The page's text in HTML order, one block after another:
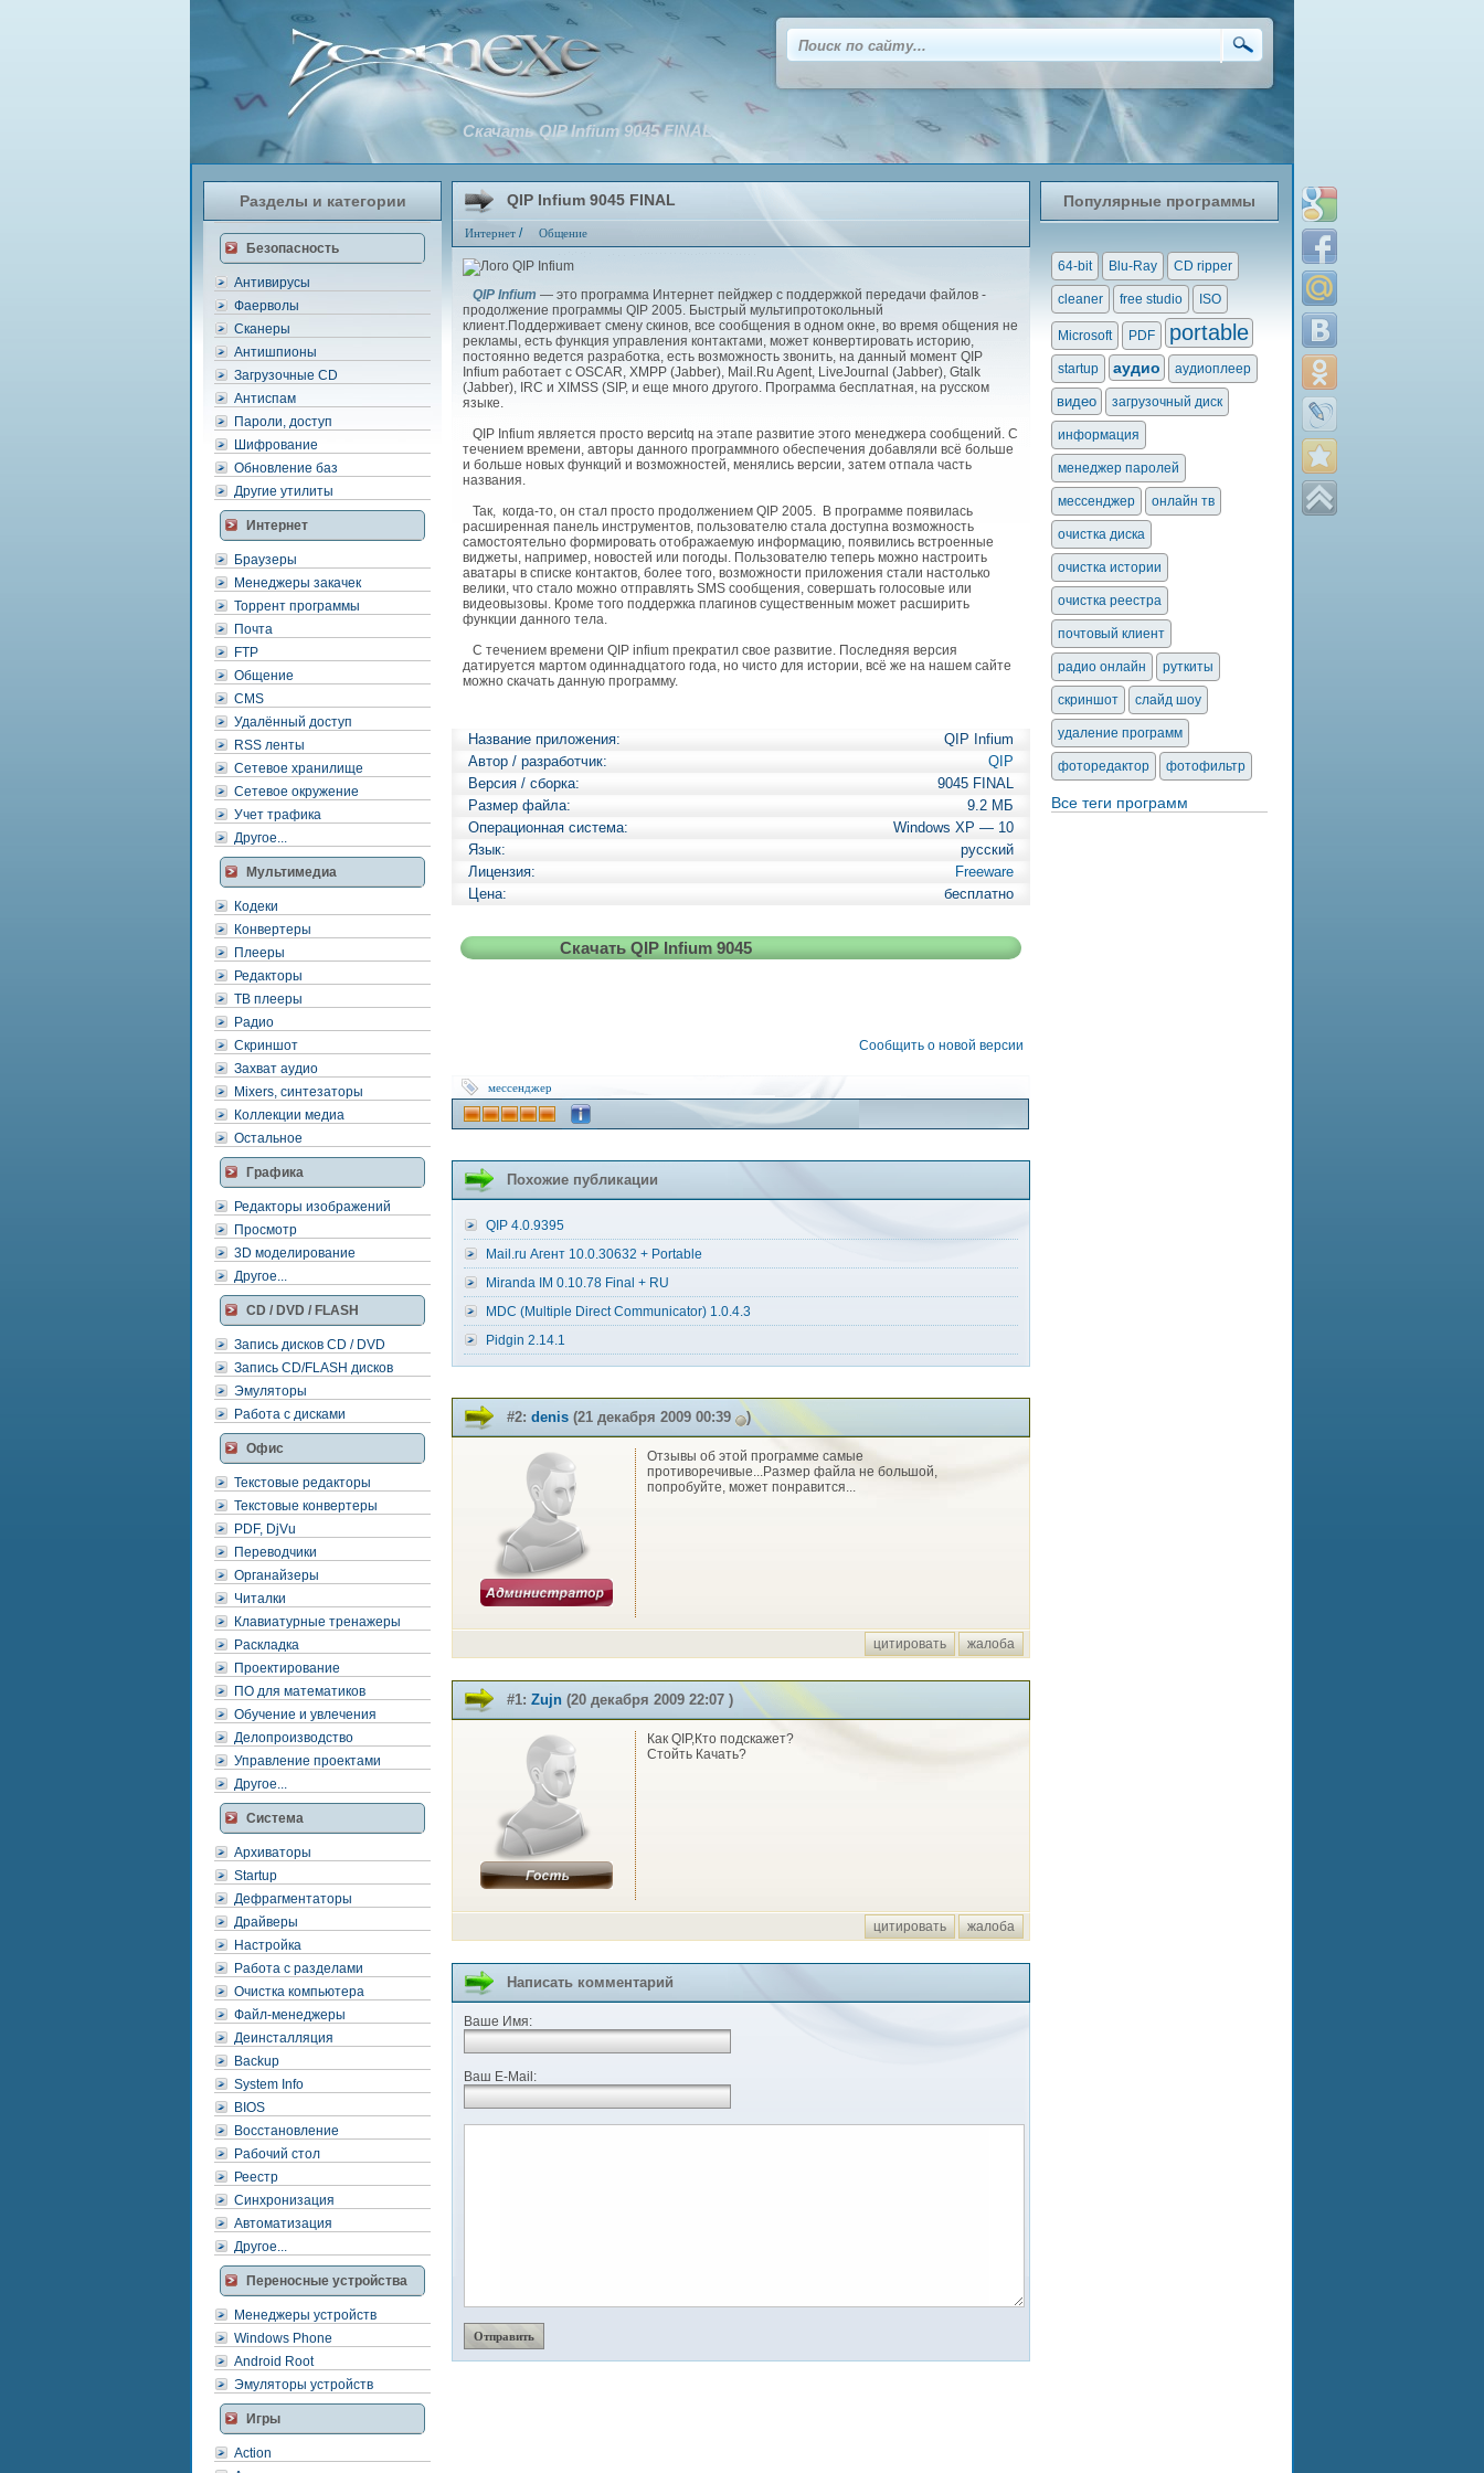
Разделы и категории
Безопасность
Антивирусы
Фаерволы
Сканеры
Антишпионы
Загрузочные CD
Антиспам
Пароли, доступ
Шифрование
Обновление баз
Другие утилиты
Интернет
Браузеры
Менеджеры закачек
Торрент программы
Почта
FTP
Общение
CMS
Удалённый доступ
RSS ленты
Сетевое хранилище
Сетевое окружение
Учет трафика
Другое...
Мультимедиа
Кодеки
Конвертеры
Плееры
Редакторы
ТВ плееры
Радио
Скриншот
Захват аудио
Mixers, синтезаторы
Коллекции медиа
Остальное
Графика
Редакторы изображений
Просмотр
3D моделирование
Другое...
CD / DVD / FLASH
Запись дисков CD / DVD
Запись CD/FLASH дисков
Эмуляторы
Работа с дисками
Офис
Текстовые редакторы
Текстовые конвертеры
PDF, DjVu
Переводчики
Органайзеры
Читалки
Клавиатурные тренажеры
Раскладка
Проектирование
ПО для математиков
Обучение и увлечения
Делопроизводство
Управление проектами
Другое...
Система
Архиваторы
Startup
Дефрагментаторы
Драйверы
Настройка
Работа с разделами
Очистка компьютера
Файл-менеджеры
Деинсталляция
Backup
System Info
BIOS
Восстановление
Рабочий стол
Реестр
Синхронизация
Автоматизация
Другое...
Переносные устройства
Менеджеры устройств
Windows Phone
Android Root
Эмуляторы устройств
Игры
Action
QIP Infium 9045 FINAL
Интернет / Общение
Скачать QIP Infium 9045 FINAL
QIP Infium — это программа Интернет пейджер с поддержкой передачи файлов -
продолжение программы QIP 2005. Быстрый мультипротокольный
клиент.Поддерживает смену скинов, все сообщения в одном окне, во время общения не
рекламы, есть функция управления контактами, может конвертировать историю,
постоянно ведется разработка, есть возможность звонить, на данный момент QIP
Infium работает с OSCAR, XMPP (Jabber), Mail.Ru Agent, LiveJournal (Jabber), Gtalk
(Jabber), IRC и XIMSS (SIP, и еще много другого. Программа бесплатная, на русском
языке.
QIP Infium является просто версиtq на этапе развитие этого менеджера сообщений. С
течением времени, авторы данного программного обеспечения добавляли всё больше
и больше новых функций и возможностей, менялись версии, затем отпала часть
названия.
Так, когда-то, он стал просто продолжением QIP 2005. В программе появилась
расширенная панель инструментов, пользователю стала доступна возможность
самостоятельно формировать отображаемую информацию, появились встроенные
виджеты, например, новостей или погоды. Пользователю теперь можно настроить
аватары в списке контактов, более того, возможности приложения стали настолько
велики, что стало можно отправлять SMS сообщения, совершать голосовые или
видеовызовы. Кроме того поддержка плагинов существенным может расширить
функции данного тела.
С течением времени QIP infium прекратил свое развитие. Последняя версия
датируется мартом одиннадцатого года, но чисто для истории, всё же на нашем сайте
можно скачать данную программу.
Название приложения:
QIP Infium
Автор / разработчик:
QIP
Версия / сборка:
9045 FINAL
Размер файла:
9.2 МБ
Операционная система:
Windows XP — 10
Язык:
русский
Лицензия:
Freeware
Цена:
бесплатно
Скачать QIP Infium 9045
Сообщить о новой версии
мессенджер
Похожие публикации
QIP 4.0.9395
Mail.ru Агент 10.0.30632 + Portable
Miranda IM 0.10.78 Final + RU
MDC (Multiple Direct Communicator) 1.0.4.3
Pidgin 2.14.1
#2: denis (21 декабря 2009 00:39 )
Отзывы об этой программе самые
противоречивые...Размер файла не большой,
попробуйте, может понравится...
цитировать жалоба
#1: Zujn (20 декабря 2009 22:07 )
Как QIP,Кто подскажет?
Стойть Качать?
цитировать жалоба
Написать комментарий
Ваше Имя:
Ваш E-Mail:
Популярные программы
64-bit Blu-Ray CD ripper
cleaner free studio ISO
Microsoft PDF portable
startup аудио аудиоплеер
видео загрузочный диск
информация
менеджер паролей
мессенджер онлайн тв
очистка диска
очистка истории
очистка реестра
почтовый клиент
радио онлайн руткиты
скриншот слайд шоу
удаление программ
фоторедактор фотофильтр
Все теги программ